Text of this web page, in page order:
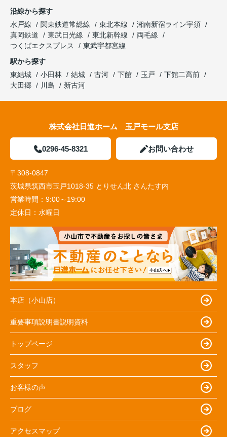
沿線から探す
水戸線
関東鉄道常総線 東北本線
湘南新宿ライン宇須
真岡鉄道
東武日光線 東北新幹線
両毛線
つくばエクスプレス
東武宇都宮線
駅から探す
東結城
小田林 結城 古河 下館 玉戸
下館二高前
大田郷
川島 新古河
株式会社日進ホーム 玉戸モール支店
0296-45-8321 お問い合わせ
〒308-0847
茨城県筑西市玉戸1018-35 とりせん北 さんたす内
営業時間： 9:00～19:00
定休日： 水曜日
本店（小山店）
重要事項説明書説明資料
トップページ
スタッフ
お客様の声
ブログ
アクセスマップ